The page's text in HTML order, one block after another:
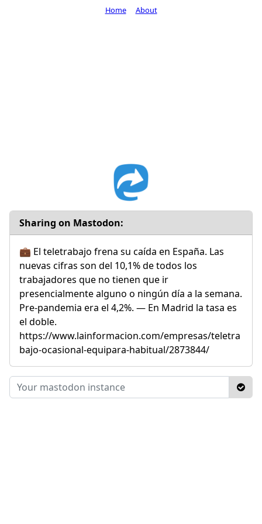
Sharing on Mastodon:
💼 El teletrabajo frena su caída en España. Las
nuevas cifras son del 10,1% de todos los
trabajadores que no tienen que ir
presencialmente alguno o ningún día a la semana.
Pre-pandemia era el 4,2%. — En Madrid la tasa es
el doble.
https://www.lainformacion.com/empresas/teletra
bajo-ocasional-equipara-habitual/2873844/
Home About